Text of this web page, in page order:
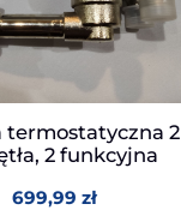
termostatyczna 2
2 funkcyjna
699,99 zł